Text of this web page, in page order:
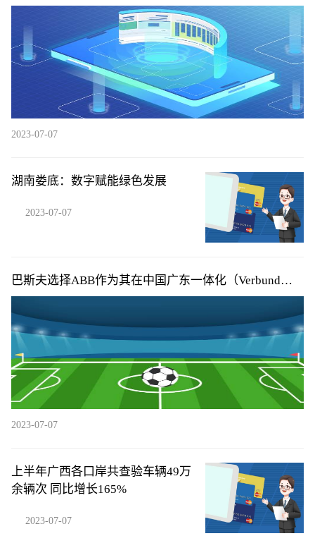
2.07亿元
2023-07-07
湖南娄底：数字赋能绿色发展
2023-07-07
巴斯夫选择ABB作为其在中国广东一体化（Verbund）
基地的主自动化供应商
2023-07-07
上半年广西各口岸共查验车辆49万
余辆次 同比增长165%
2023-07-07